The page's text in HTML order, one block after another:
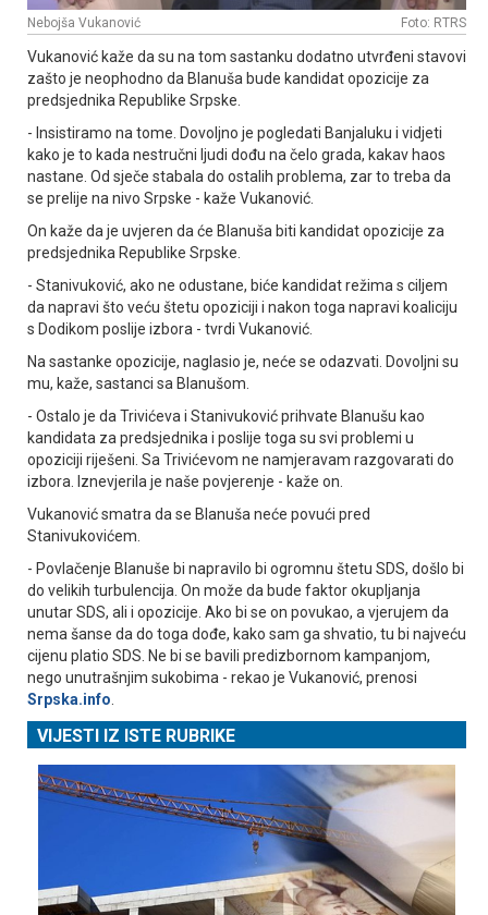
Nebojša Vukanović Foto: RTRS
Vukanović kaže da su na tom sastanku dodatno utvrđeni stavovi
zašto je neophodno da Blanuša bude kandidat opozicije za
predsjednika Republike Srpske.
- Insistiramo na tome. Dovoljno je pogledati Banjaluku i vidjeti
kako je to kada nestručni ljudi dođu na čelo grada, kakav haos
nastane. Od sječe stabala do ostalih problema, zar to treba da
se prelije na nivo Srpske - kaže Vukanović.
On kaže da je uvjeren da će Blanuša biti kandidat opozicije za
predsjednika Republike Srpske.
- Stanivuković, ako ne odustane, biće kandidat režima s ciljem
da napravi što veću štetu opoziciji i nakon toga napravi koaliciju
s Dodikom poslije izbora - tvrdi Vukanović.
Na sastanke opozicije, naglasio je, neće se odazvati. Dovoljni su
mu, kaže, sastanci sa Blanušom.
- Ostalo je da Trivićeva i Stanivuković prihvate Blanušu kao
kandidata za predsjednika i poslije toga su svi problemi u
opoziciji riješeni. Sa Trivićevom ne namjeravam razgovarati do
izbora. Iznevjerila je naše povjerenje - kaže on.
Vukanović smatra da se Blanuša neće povući pred
Stanivukovićem.
- Povlačenje Blanuše bi napravilo bi ogromnu štetu SDS, došlo bi
do velikih turbulencija. On može da bude faktor okupljanja
unutar SDS, ali i opozicije. Ako bi se on povukao, a vjerujem da
nema šanse da do toga dođe, kako sam ga shvatio, tu bi najveću
cijenu platio SDS. Ne bi se bavili predizbornom kampanjom,
nego unutrašnjim sukobima - rekao je Vukanović, prenosi
Srpska.info
VIJESTI IZ ISTE RUBRIKE